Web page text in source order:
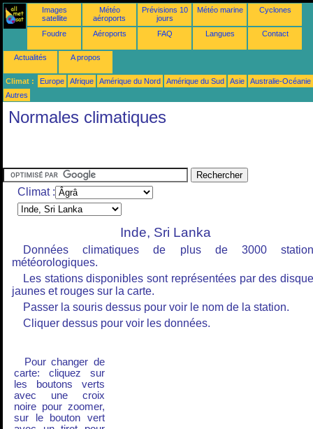
Images
satellite
Météo
aéroports
Prévisions 10
jours
Météo marine Cyclones
Foudre Aéroports FAQ Langues Contact
Actualités A propos
Climat : Europe Afrique Amérique du Nord Amérique du Sud Asie
Australie-Océanie
Autres
Normales climatiques
Climat :
Inde, Sri Lanka
Données climatiques de plus de 3000
météorologiques.
Les stations disponibles sont représentées par des
jaunes et rouges sur la carte.
Passer la souris dessus pour voir le nom de la station.
Cliquer dessus pour voir les données.
Pour changer de
carte: cliquez sur
les boutons verts
avec une croix
noire pour zoomer,
sur le bouton vert